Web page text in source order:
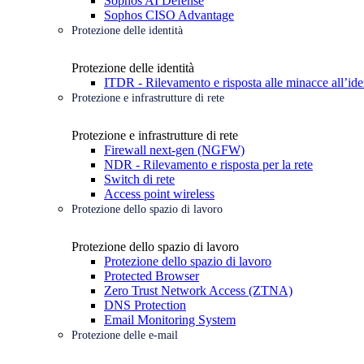
Sophos CISO Advantage
Protezione delle identità
Protezione delle identità
ITDR - Rilevamento e risposta alle minacce
Protezione e infrastrutture di rete
Protezione e infrastrutture di rete
Firewall next-gen (NGFW)
NDR - Rilevamento e risposta per la rete
Switch di rete
Access point wireless
Protezione dello spazio di lavoro
Protezione dello spazio di lavoro
Protezione dello spazio di lavoro
Protected Browser
Zero Trust Network Access (ZTNA)
DNS Protection
Email Monitoring System
Protezione delle e-mail